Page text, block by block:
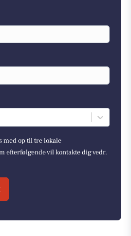
med op til tre lokale
efterfølgende vil kontakte dig vedr.